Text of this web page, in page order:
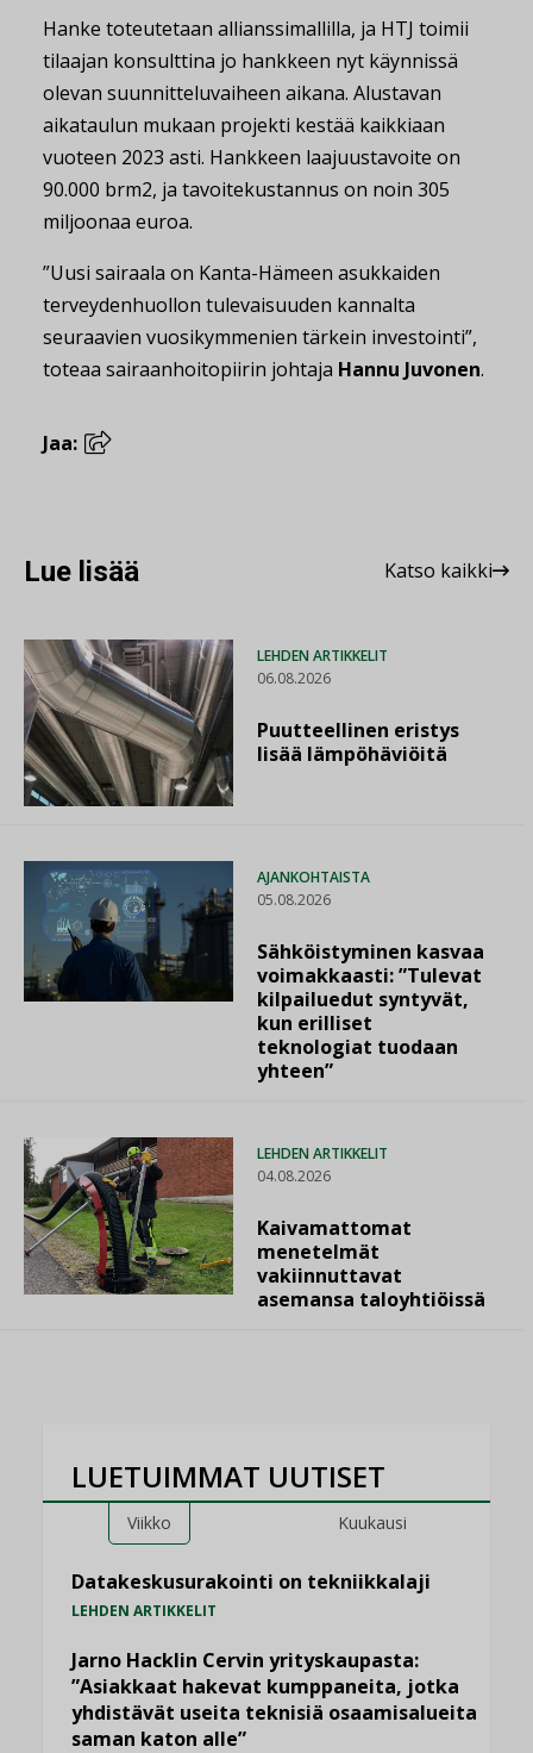
Hanke toteutetaan allianssimallilla, ja HTJ toimii
tilaajan konsulttina jo hankkeen nyt käynnissä
olevan suunnitteluvaiheen aikana. Alustavan
aikataulun mukaan projekti kestää kaikkiaan
vuoteen 2023 asti. Hankkeen laajuustavoite on
90.000 brm2, ja tavoitekustannus on noin 305
miljoonaa euroa.
”Uusi sairaala on Kanta-Hämeen asukkaiden
terveydenhuollon tulevaisuuden kannalta
seuraavien vuosikymmenien tärkein investointi”,
toteaa sairaanhoitopiirin johtaja Hannu Juvonen.
Jaa:
Lue lisää Katso kaikki
LEHDEN ARTIKKELIT
06.08.2026
Puutteellinen eristys
lisää lämpöhäviöitä
AJANKOHTAISTA
05.08.2026
Sähköistyminen kasvaa
voimakkaasti: ”Tulevat
kilpailuedut syntyvät,
kun erilliset
teknologiat tuodaan
yhteen”
LEHDEN ARTIKKELIT
04.08.2026
Kaivamattomat
menetelmät
vakiinnuttavat
asemansa taloyhtiöissä
LUETUIMMAT UUTISET
Viikko Kuukausi
Datakeskusurakointi on tekniikkalaji
LEHDEN ARTIKKELIT
Jarno Hacklin Cervin yrityskaupasta:
”Asiakkaat hakevat kumppaneita, jotka
yhdistävät useita teknisiä osaamisalueita
saman katon alle”